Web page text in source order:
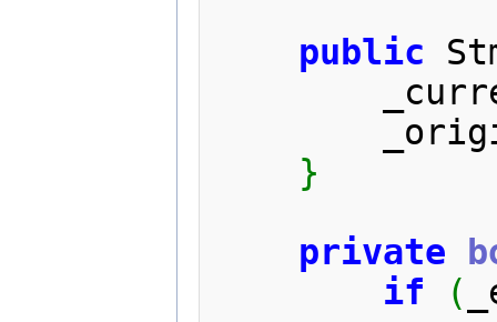
public
}
private
if
(